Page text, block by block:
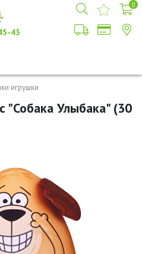
43
0
игрушки
"Собака Улыбака" (30